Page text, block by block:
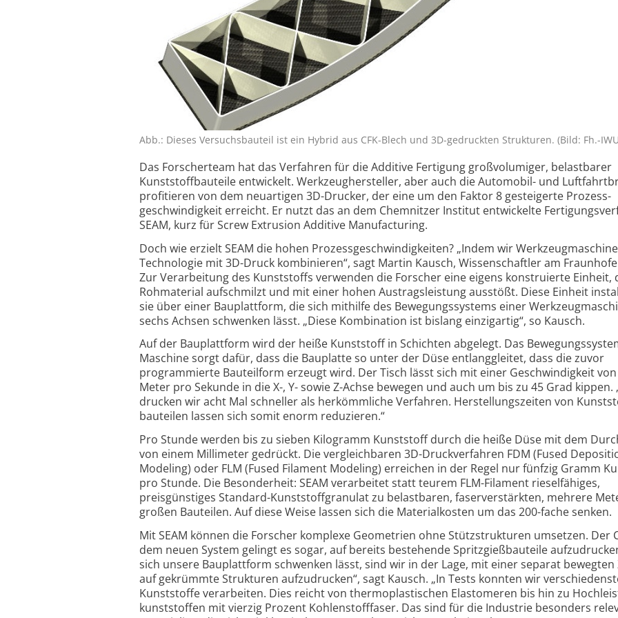
Abb.: Dieses Versuchsbauteil ist ein Hybrid aus CFK-Blech und 3D-gedruckten Strukturen. (Bild: Fh.-
Das Forscherteam hat das Verfahren für die Additive Fertigung großvolumiger, belastbarer
Kunststoff­bauteile entwickelt. Werkzeug­hersteller, aber auch die Automobil- und
profitieren von dem neuartigen 3D-Drucker, der eine um den Faktor 8 gesteigerte Prozess­
geschwindigkeit erreicht. Er nutzt das an dem Chemnitzer Institut entwickelte
SEAM, kurz für Screw Extrusion Additive Manufacturing.
Doch wie erzielt SEAM die hohen Prozess­geschwindigkeiten? „Indem wir
Technologie mit 3D-Druck kombinieren“, sagt Martin Kausch, Wissenschaftler am
Zur Verarbeitung des Kunststoffs verwenden die Forscher eine eigens konstruierte Einheit,
Rohmaterial aufschmilzt und mit einer hohen Austragsleistung ausstößt. Diese Einheit
sie über einer Bauplattform, die sich mithilfe des Bewegungs­systems einer
sechs Achsen schwenken lässt. „Diese Kombination ist bislang einzigartig“, so Kausch.
Auf der Bauplattform wird der heiße Kunststoff in Schichten abgelegt. Das
Maschine sorgt dafür, dass die Bauplatte so unter der Düse entlanggleitet, dass die zuvor
programmierte Bauteilform erzeugt wird. Der Tisch lässt sich mit einer Geschwindigkeit
Meter pro Sekunde in die X-, Y- sowie Z-Achse bewegen und auch um bis zu 45 Grad kippen.
drucken wir acht Mal schneller als herkömmliche Verfahren. Herstel­lungszeiten von
bauteilen lassen sich somit enorm reduzieren.“
Pro Stunde werden bis zu sieben Kilogramm Kunststoff durch die heiße Düse mit dem
von einem Millimeter gedrückt. Die vergleich­baren 3D-Druckverfahren FDM (Fused
Modeling) oder FLM (Fused Filament Modeling) erreichen in der Regel nur fünfzig Gramm
pro Stunde. Die Besonderheit: SEAM verarbeitet statt teurem FLM-Filament rieselfähiges,
preisgünstiges Standard-Kunststoff­granulat zu belastbaren, faser­verstärkten, mehrere
großen Bauteilen. Auf diese Weise lassen sich die Materialkosten um das 200-fache senken.
Mit SEAM können die Forscher komplexe Geometrien ohne Stützstrukturen umsetzen. Der
dem neuen System gelingt es sogar, auf bereits bestehende Spritzgieß­bauteile
sich unsere Bauplattform schwenken lässt, sind wir in der Lage, mit einer separat bewegten
auf gekrümmte Strukturen aufzu­drucken“, sagt Kausch. „In Tests konnten wir
Kunststoffe verarbeiten. Dies reicht von thermo­plastischen Elastomeren bis hin zu
kunststoffen mit vierzig Prozent Kohlenstofffaser. Das sind für die Industrie besonders